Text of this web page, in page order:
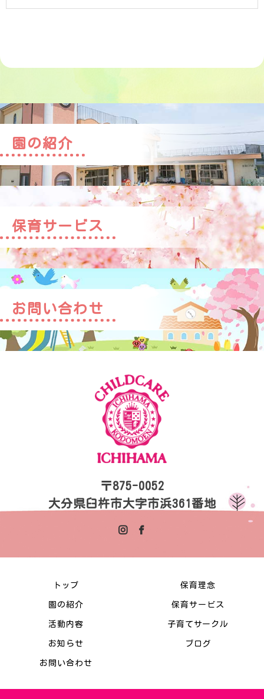
園の紹介
保育サービス
お問い合わせ
〒875-0052
大分県臼杵市大字市浜361番地
トップ 保育理念
園の紹介 保育サービス
活動内容 子育てサークル
お知らせ ブログ
お問い合わせ